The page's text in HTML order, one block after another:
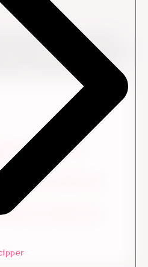
jeg et high-end storcenter i
arbejde, og jeg havde god tid
med hjem til familien.
understøtter
til, hvad du konkret kan
med at forandre jeres